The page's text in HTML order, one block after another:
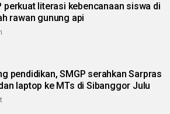
perkuat literasi kebencanaan siswa di
rawan gunung api
pendidikan, SMGP serahkan Sarpras
laptop ke MTs di Sibanggor Julu